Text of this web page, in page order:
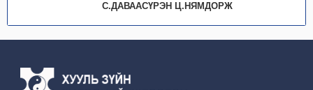
С.ДАВААСҮРЭН Ц.НЯМДОРЖ